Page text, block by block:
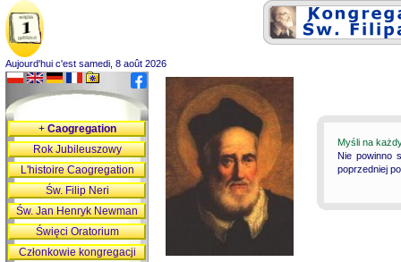
Aujourd'hui c'est samedi, 8 août 2026
Myśli na
Nie powinno
poprzedniej
+Caogregation
Rok Jubileuszowy
L'histoire Caogregation
Św. Filip Neri
Św. Jan Henryk Newman
Święci Oratorium
Członkowie kongregacji